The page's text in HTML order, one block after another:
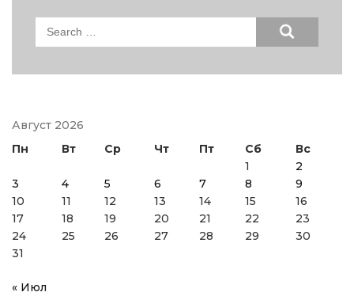
Search
Август 2026
Пн
Вт Ср Чт Пт Сб
Вс
1
2
3
4 5 6 7 8
9
10
11 12 13 14 15
16
17
18 19 20 21 22
23
24
25 26 27 28 29
30
31
« Июл